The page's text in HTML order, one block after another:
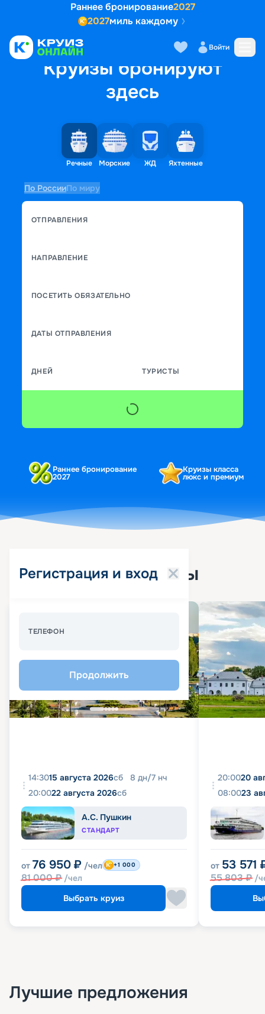
Раннее бронирование2027
2027миль каждому
Войти
Круизы бронируют
здесь
Речные Морские ЖД Яхтенные
По РоссииПо миру
ОТПРАВЛЕНИЯ
НАПРАВЛЕНИЕ
ПОСЕТИТЬ ОБЯЗАТЕЛЬНО
ДАТЫ ОТПРАВЛЕНИЯ
ДНЕЙ ТУРИСТЫ
Раннее бронирование
2027
Круизы класса
люкс и премиум
Регистрация и вход
ТЕЛЕФОН
Продолжить
Популярные круизы
14:3015 августа 2026сб 8 дн/7 нч
20:0022 августа 2026сб
А.С. Пушкин
СТАНДАРТ
от 76 950 ₽ /чел
81 000₽ /чел
+1 000
Выбрать круиз
20:0020
08:0023
от 53 571
55 803₽ /
Лучшие предложения